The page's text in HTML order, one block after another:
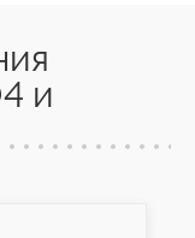
и